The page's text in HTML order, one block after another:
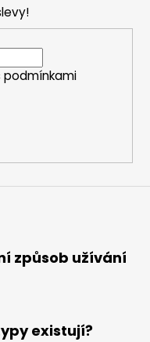
podmínkami
způsob užívání
existují?